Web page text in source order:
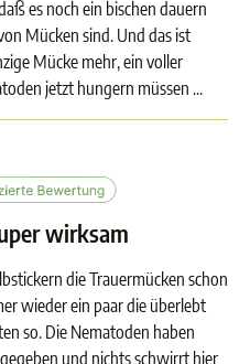
es noch ein bischen dauern
Mücken sind. Und das ist
Mücke mehr, ein voller
jetzt hungern müssen ...
wirksam
die Trauermücken schon
wieder ein paar die überlebt
so. Die Nematoden haben
und nichts schwirrt hier